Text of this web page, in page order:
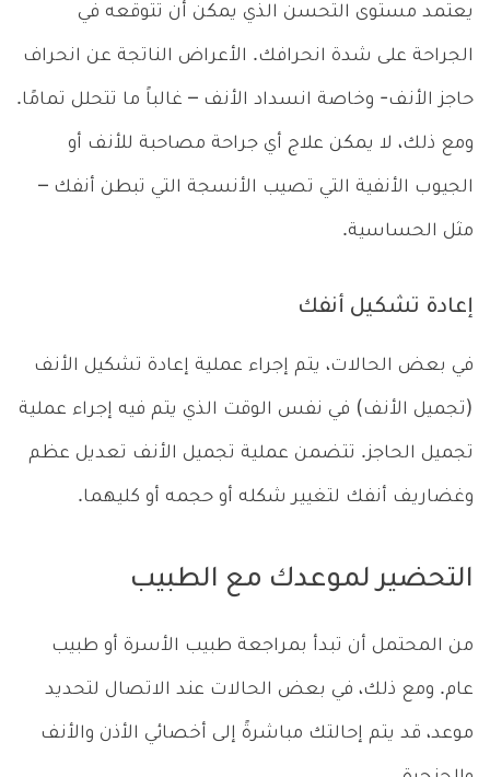
يعتمد مستوى التحسن الذي يمكن أن تتوقعه في
الجراحة على شدة انحرافك. الأعراض الناتجة عن انحراف
حاجز الأنف- وخاصة انسداد الأنف – غالباً ما تتحلل تمامًا.
ومع ذلك، لا يمكن علاج أي جراحة مصاحبة للأنف أو
الجيوب الأنفية التي تصيب الأنسجة التي تبطن أنفك –
مثل الحساسية.
إعادة تشكيل أنفك
في بعض الحالات، يتم إجراء عملية إعادة تشكيل الأنف
(تجميل الأنف) في نفس الوقت الذي يتم فيه إجراء عملية
تجميل الحاجز. تتضمن عملية تجميل الأنف تعديل عظم
وغضاريف أنفك لتغيير شكله أو حجمه أو كليهما.
التحضير لموعدك مع الطبيب
من المحتمل أن تبدأ بمراجعة طبيب الأسرة أو طبيب
عام. ومع ذلك، في بعض الحالات عند الاتصال لتحديد
موعد، قد يتم إحالتك مباشرةً إلى أخصائي الأذن والأنف